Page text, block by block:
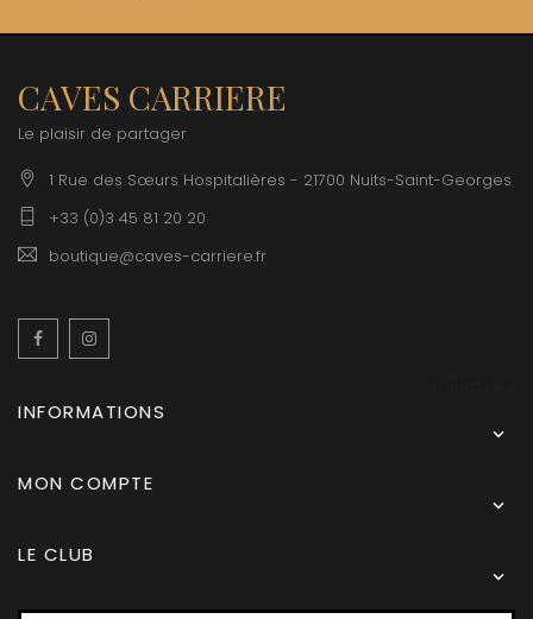
CAVES CARRIERE
Le plaisir de partager
1 Rue des Sœurs Hospitalières - 21700 Nuits-Saint-Georges
+33 (0)3 45 81 20 20
boutique@caves-carriere.fr
Facebook
INFORMATIONS

MON COMPTE

LE CLUB
